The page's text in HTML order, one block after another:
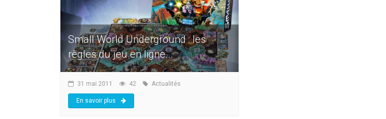
Small World Underground : les
règles du jeu en ligne...
31 mai 2011 42 Actualités
En savoir plus